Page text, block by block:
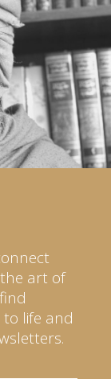
art of
life and